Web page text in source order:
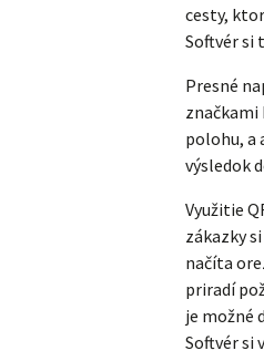
cesty,
Softvér si
Presné
značkami
polohu, a
výsledok
Využitie
zákazky
načíta
priradí
je možné
Softvér si